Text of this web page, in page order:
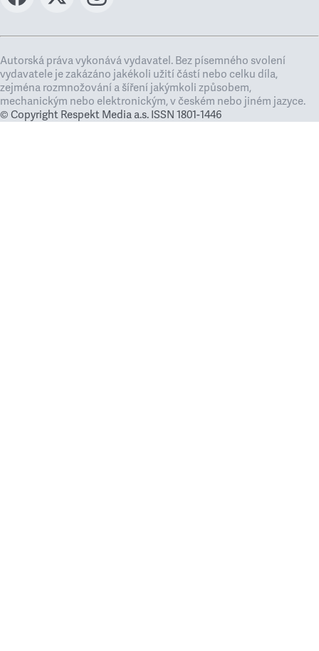
Autorská práva vykonává vydavatel. Bez písemného svolení
vydavatele je zakázáno jakékoli užití částí nebo celku díla,
zejména rozmnožování a šíření jakýmkoli způsobem,
mechanickým nebo elektronickým, v českém nebo jiném jazyce.
© Copyright Respekt Media a.s. ISSN 1801-1446